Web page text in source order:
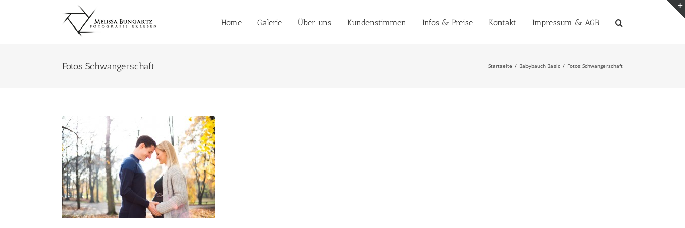
Home Galerie Über uns Kundenstimmen Infos & Preise Kontakt Impressum & AGB
Fotos Schwangerschaft Startseite Babybauch Basic Fotos Schwangerschaft